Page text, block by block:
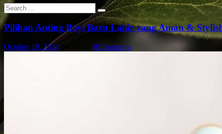
Pilihan Anting Bayi Baru Lahir yang Aman &
October 18, 2024 By admin 0Comments